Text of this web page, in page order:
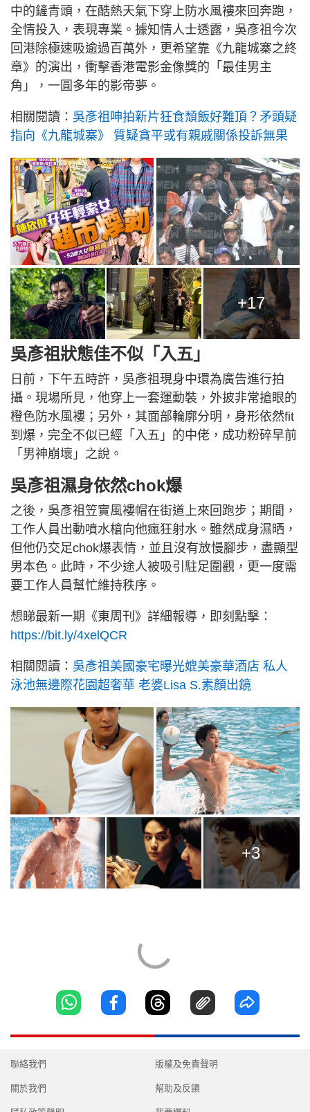
中的鏟青頭，在酷熱天氣下穿上防水風褸來回奔跑，
全情投入，表現專業。據知情人士透露，吳彥祖今次
回港除極速吸逾過百萬外，更希望靠《九龍城寨之終
章》的演出，衝擊香港電影金像獎的「最佳男主
角」，一圓多年的影帝夢。
相關閱讀： 吳彥祖呻拍新片狂食頹飯好難頂？矛頭疑
指向《九龍城寨》 質疑貪平或有親戚關係投訴無果
+17
吳彥祖狀態佳不似「入五」
日前，下午五時許，吳彥祖現身中環為廣告進行拍
攝。現場所見，他穿上一套運動裝，外披非常搶眼的
橙色防水風褸；另外，其面部輪廓分明，身形依然fit
到爆，完全不似已經「入五」的中佬，成功粉碎早前
「男神崩壞」之說。
吳彥祖濕身依然chok爆
之後，吳彥祖笠實風褸帽在街道上來回跑步；期間，
工作人員出動噴水槍向他瘋狂射水。雖然成身濕晒，
但他仍交足chok爆表情，並且沒有放慢腳步，盡顯型
男本色。此時，不少途人被吸引駐足圍觀，更一度需
要工作人員幫忙維持秩序。
想睇最新一期《東周刊》詳細報導，即刻點擊：
https://bit.ly/4xelQCR
相關閱讀： 吳彥祖美國豪宅曝光媲美豪華酒店 私人
泳池無邊際花園超奢華 老婆Lisa S.素顏出鏡
+3
聯絡我們
關於我們
版權及免責聲明
幫助及反饋